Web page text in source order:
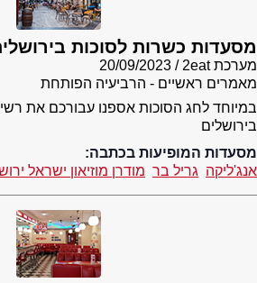
מסעדות כשרות לסוכות
מערכת 2eat
20/09/2023
מאמרים ראשיים - הרביעיה הפותחת
במיוחד לחג הסוכות אספנו עבורכם את
בירושלים
מסעדות המופיעות בכתבה:
אנג'ליקה גריל בר מודרן מוזיאון ישראל